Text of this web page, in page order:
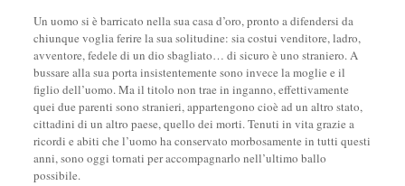
Un uomo si è barricato nella sua casa d’oro, pronto a difendersi da
chiunque voglia ferire la sua solitudine: sia costui venditore, ladro,
avventore, fedele di un dio sbagliato… di sicuro è uno straniero. A
bussare alla sua porta insistentemente sono invece la moglie e il
figlio dell’uomo. Ma il titolo non trae in inganno, effettivamente
quei due parenti sono stranieri, appartengono cioè ad un altro stato,
cittadini di un altro paese, quello dei morti. Tenuti in vita grazie a
ricordi e abiti che l’uomo ha conservato morbosamente in tutti questi
anni, sono oggi tornati per accompagnarlo nell’ultimo ballo
possibile.